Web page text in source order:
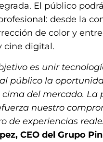
El público
desde la
de color y
cine digital.
es unir
público la
del mercado. La
nuestro
de experiencias
CEO del Grupo